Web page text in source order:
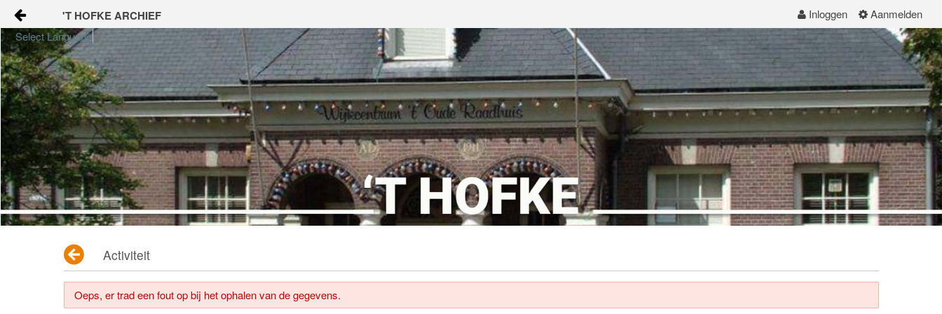
Naar content
Inloggen Aanmelden
'T HOFKE ARCHIEF
home
buurtinfo
samen met elkaar
gezondheid en welzijn
veilig en leefbaar
onderwijs en jeugd
apps voor ons
KALENDER
Activiteit
Oeps, er trad een fout op bij het ophalen van de gegevens.
Select Language▼